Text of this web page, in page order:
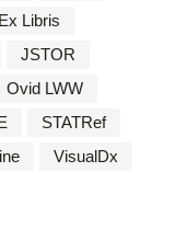
Ex Libris
JSTOR
Ovid LWW
STATRef
VisualDx